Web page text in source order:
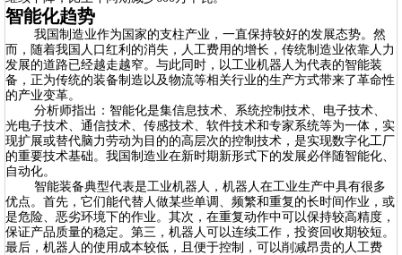
智能化趋势
我国制造业作为国家的支柱产业，一直保持较好的发展态势。然
而，随着我国人口红利的消失，人工费用的增长，传统制造业依靠人力
发展的道路已经越走越窄。与此同时，以工业机器人为代表的智能装
备，正为传统的装备制造以及物流等相关行业的生产方式带来了革命性
的产业变革。
分析师指出：智能化是集信息技术、系统控制技术、电子技术、
光电子技术、通信技术、传感技术、软件技术和专家系统等为一体，实
现扩展或替代脑力劳动为目的的高层次的控制技术，是实现数字化工厂
的重要技术基础。我国制造业在新时期新形式下的发展必伴随智能化、
自动化。
智能装备典型代表是工业机器人，机器人在工业生产中具有很多
优点。首先，它们能代替人做某些单调、频繁和重复的长时间作业，或
是危险、恶劣环境下的作业。其次，在重复动作中可以保持较高精度，
保证产品质量的稳定。第三，机器人可以连续工作，投资回收期较短。
最后，机器人的使用成本较低，且便于控制，可以削减昂贵的人工费